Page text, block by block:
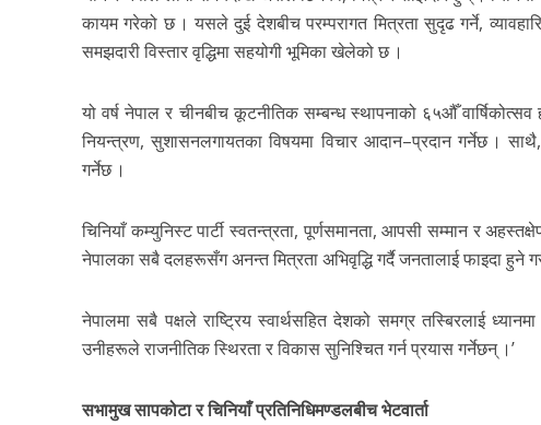
कायम गरेको छ । यसले दुई देशबीच परम्परागत मित्रता सुदृढ गर्ने,
समझदारी विस्तार वृद्धिमा सहयोगी भूमिका खेलेको छ ।
यो वर्ष नेपाल र चीनबीच कूटनीतिक सम्बन्ध स्थापनाको ६५औँ
नियन्त्रण, सुशासनलगायतका विषयमा विचार आदान–प्रदान गर्नेछ ।
गर्नेछ ।
चिनियाँ कम्युनिस्ट पार्टी स्वतन्त्रता, पूर्णसमानता, आपसी सम्मान र
नेपालका सबै दलहरूसँग अनन्त मित्रता अभिवृद्धि गर्दै जनतालाई फाइदा हुने
नेपालमा सबै पक्षले राष्ट्रिय स्वार्थसहित देशको समग्र तस्बिरलाई
उनीहरूले राजनीतिक स्थिरता र विकास सुनिश्चित गर्न प्रयास गर्नेछन् ।’
सभामुख सापकोटा र चिनियाँ प्रतिनिधिमण्डलबीच भेटवार्ता